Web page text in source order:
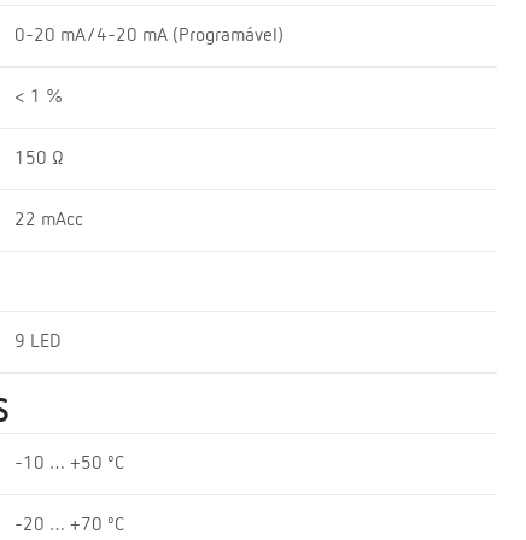
0-20 mA/4-20 mA (Programável)
< 1 %
150 Ω
22 mAcc
9 LED
-10 … +50 ºC
-20 … +70 ºC